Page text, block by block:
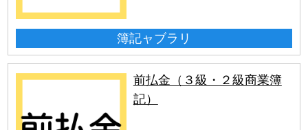
簿記ャブラリ
前払金（３級・２級商業簿
記）